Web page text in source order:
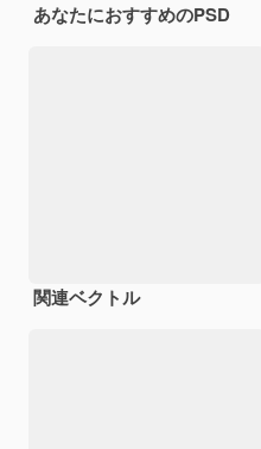
あなたにおすすめのPSD
関連ベクトル